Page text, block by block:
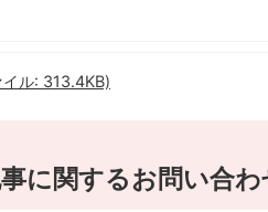
ル: 313.4KB)
に関するお問い合わ